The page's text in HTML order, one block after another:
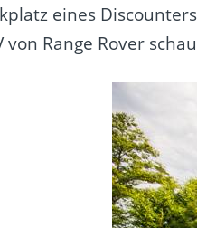
eines
von Range Rover